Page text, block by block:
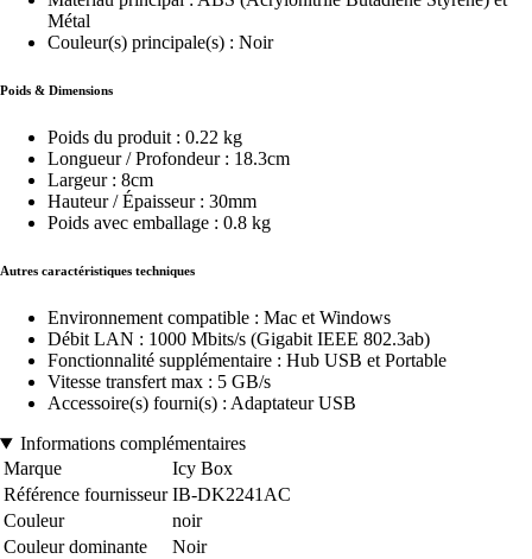
Métal
Couleur(s) principale(s) : Noir
Poids & Dimensions
Poids du produit : 0.22 kg
Longueur / Profondeur : 18.3cm
Largeur : 8cm
Hauteur / Épaisseur : 30mm
Poids avec emballage : 0.8 kg
Autres caractéristiques techniques
Environnement compatible : Mac et Windows
Débit LAN : 1000 Mbits/s (Gigabit IEEE 802.3ab)
Fonctionnalité supplémentaire : Hub USB et Portable
Vitesse transfert max : 5 GB/s
Accessoire(s) fourni(s) : Adaptateur USB
Informations complémentaires
Marque
Icy Box
Référence fournisseur IB-DK2241AC
Couleur
noir
Couleur dominante
Noir